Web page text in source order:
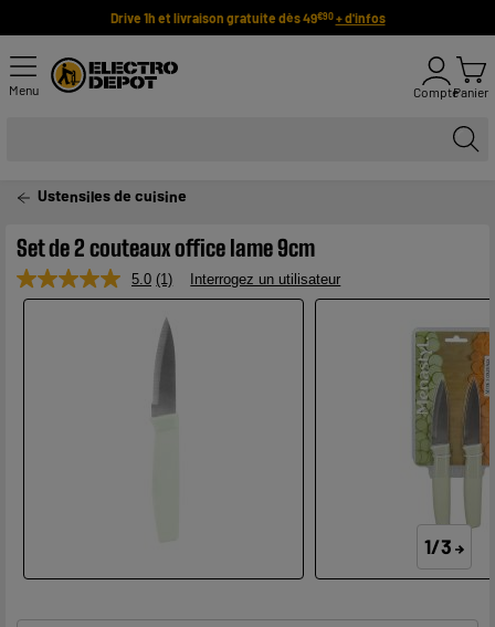
Drive 1h et livraison gratuite dès 49€90 + d'infos
Menu ComptePanier
Ustensiles de cuisine
Set de 2 couteaux office lame 9cm
5.0 Lire
1
avis.
Lien
sur
page.
(1) Interrogez un utilisateur
1/3